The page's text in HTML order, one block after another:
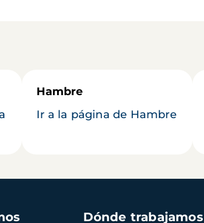
Hambre
Ir a la página de Hambre
Dónde trabajamos